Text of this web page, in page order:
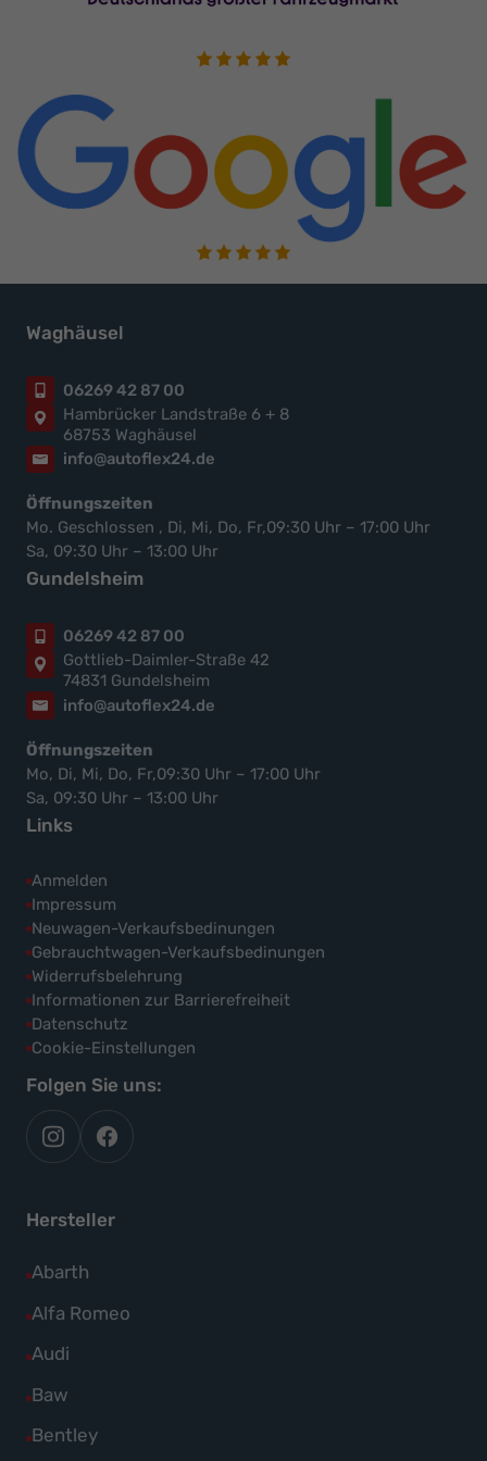
Waghäusel
06269 42 87 00
Hambrücker Landstraße 6 + 8
68753 Waghäusel
info@autoflex24.de
Öffnungszeiten
Mo. Geschlossen , Di, Mi, Do, Fr,09:30 Uhr – 17:00 Uhr
Sa, 09:30 Uhr – 13:00 Uhr
Gundelsheim
06269 42 87 00
Gottlieb-Daimler-Straße 42
74831 Gundelsheim
info@autoflex24.de
Öffnungszeiten
Mo, Di, Mi, Do, Fr,09:30 Uhr – 17:00 Uhr
Sa, 09:30 Uhr – 13:00 Uhr
Links
Anmelden
Impressum
Neuwagen-Verkaufsbedinungen
Gebrauchtwagen-Verkaufsbedinungen
Widerrufsbelehrung
Informationen zur Barrierefreiheit
Datenschutz
Cookie-Einstellungen
Folgen Sie uns:
autoflex
auf
autoflex24
auf
Hersteller
Abarth
Alle
Fahrzeuge
Abarth
anzeigen
Alfa Romeo
Alle
Fahrzeuge
Alfa
Romeo
Audi
Alle
Fahrzeuge
Audi
Baw
Alle
Fahrzeuge
Bentley
Alle